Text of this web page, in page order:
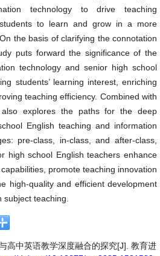
technology to drive teaching
to learn and grow in a more
the basis of clarifying the connotation
puts forward the significance of the
technology and senior high school
students’ learning interest, enriching
teaching efficiency. Combined with
explores the paths for the deep
English teaching and information
pre-class, in-class, and after-class,
high school English teachers enhance
promote teaching innovation
high-quality and efficient development
teaching.
高中英语教学深度融合的探究[J]. 教育进